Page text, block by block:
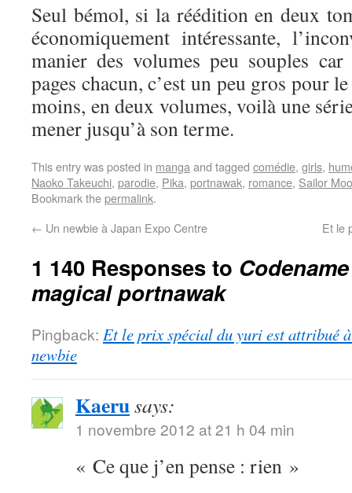
Seul bémol, si la réédition en deux
économiquement intéressante,
manier des volumes peu souples
pages chacun, c’est un peu gros pour
moins, en deux volumes, voilà une
mener jusqu’à son terme.
This entry was posted in mangaand tagged comédie, girls,
Naoko Takeuchi, parodie, Pika, portnawak, romance, Sailor
Bookmark thepermalink.
← Un newbie à Japan Expo Centre Et le
1 140 Responses to
magical portnawak
Pingback: Et le prix spécial du yuri est attribué
newbie
Kaerusays:
1 novembre 2012 at 21 h 04 min
« Ce que j’en pense : rien »